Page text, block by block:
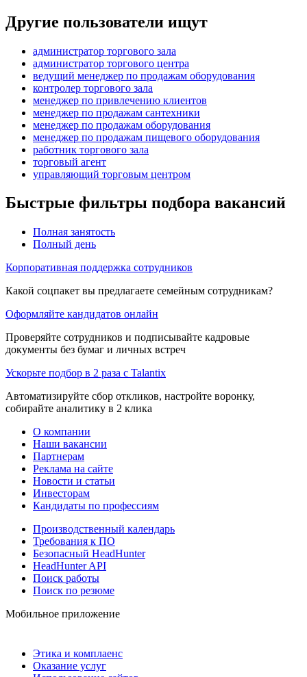
Другие пользователи ищут
администратор торгового зала
администратор торгового центра
ведущий менеджер по продажам оборудования
контролер торгового зала
менеджер по привлечению клиентов
менеджер по продажам сантехники
менеджер по продажам оборудования
менеджер по продажам пищевого оборудования
работник торгового зала
торговый агент
управляющий торговым центром
Быстрые фильтры подбора вакансий
Полная занятость
Полный день
Корпоративная поддержка сотрудников
Какой соцпакет вы предлагаете семейным сотрудникам?
Оформляйте кандидатов онлайн
Проверяйте сотрудников и подписывайте кадровые
документы без бумаг и личных встреч
Ускорьте подбор в 2 раза с Talantix
Автоматизируйте сбор откликов, настройте воронку,
собирайте аналитику в 2 клика
О компании
Наши вакансии
Партнерам
Реклама на сайте
Новости и статьи
Инвесторам
Кандидаты по профессиям
Производственный календарь
Требования к ПО
Безопасный HeadHunter
HeadHunter API
Поиск работы
Поиск по резюме
Мобильное приложение
Этика и комплаенс
Оказание услуг